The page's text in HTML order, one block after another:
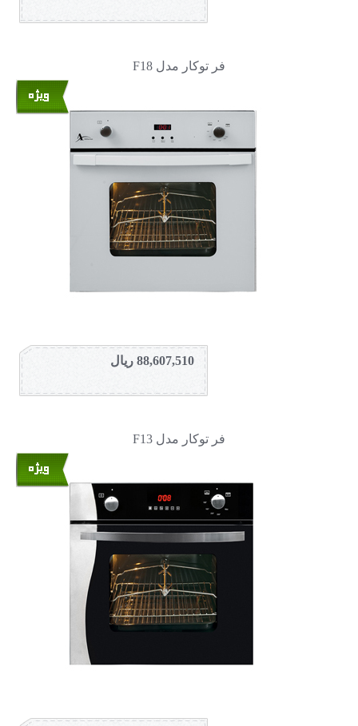
فر توکار مدل F18
88,607,510 ریال
فر توکار مدل F13